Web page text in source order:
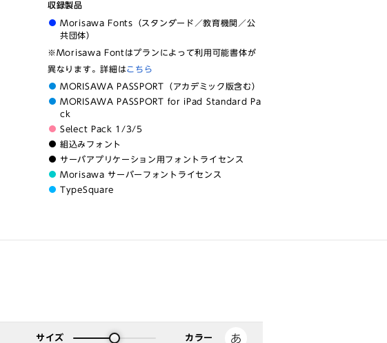
収録製品
Morisawa Fonts（スタンダード／教育機関／公
共団体）
※Morisawa Fontはプランによって利用可能書体が
異なります。詳細はこちら
MORISAWA PASSPORT（アカデミック版含む）
MORISAWA PASSPORT for iPad Standard Pa
ck
Select Pack 1/3/5
組込みフォント
サーバアプリケーション用フォントライセンス
Morisawa サーバーフォントライセンス
TypeSquare
サイズ カラー